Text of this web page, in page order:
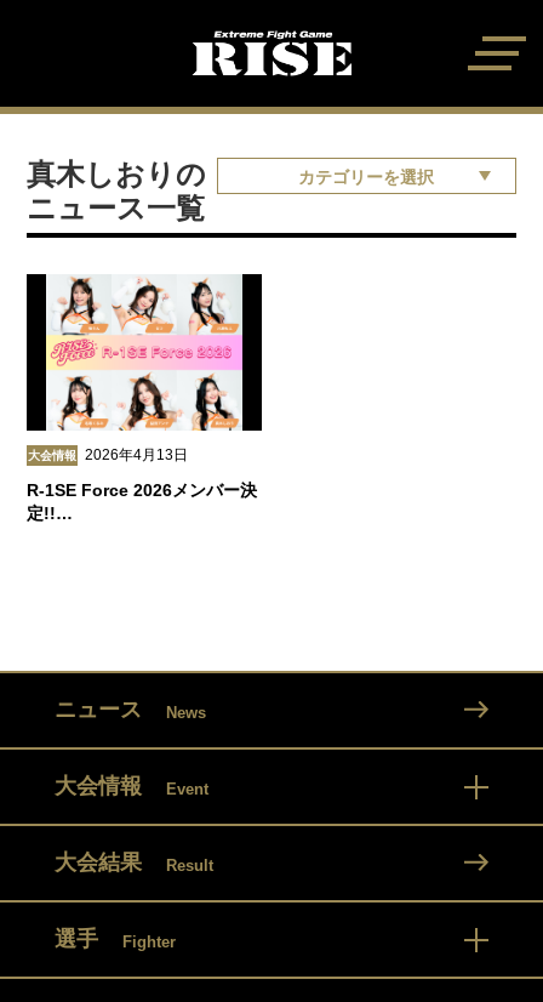
カテゴリーを選択
真木しおりの
ニュース一覧
大会情報 2026年4月13日
R-1SE Force 2026メンバー決
定!!…
ニュース News
大会情報 Event
大会結果 Result
選手 Fighter